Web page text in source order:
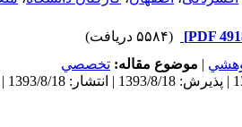
(۵۵۸۴ دریافت)
| موضوع مقاله: تخصصي